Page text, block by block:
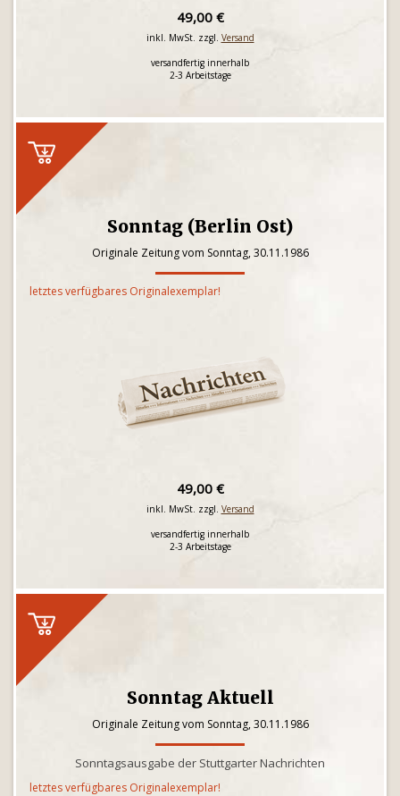
49,00 €
inkl. MwSt. zzgl. Versand
versandfertig innerhalb
2-3 Arbeitstage
Sonntag (Berlin Ost)
Originale Zeitung vom Sonntag, 30.11.1986
letztes verfügbares Originalexemplar!
49,00 €
inkl. MwSt. zzgl. Versand
versandfertig innerhalb
2-3 Arbeitstage
Sonntag Aktuell
Originale Zeitung vom Sonntag, 30.11.1986
Sonntagsausgabe der Stuttgarter Nachrichten
letztes verfügbares Originalexemplar!